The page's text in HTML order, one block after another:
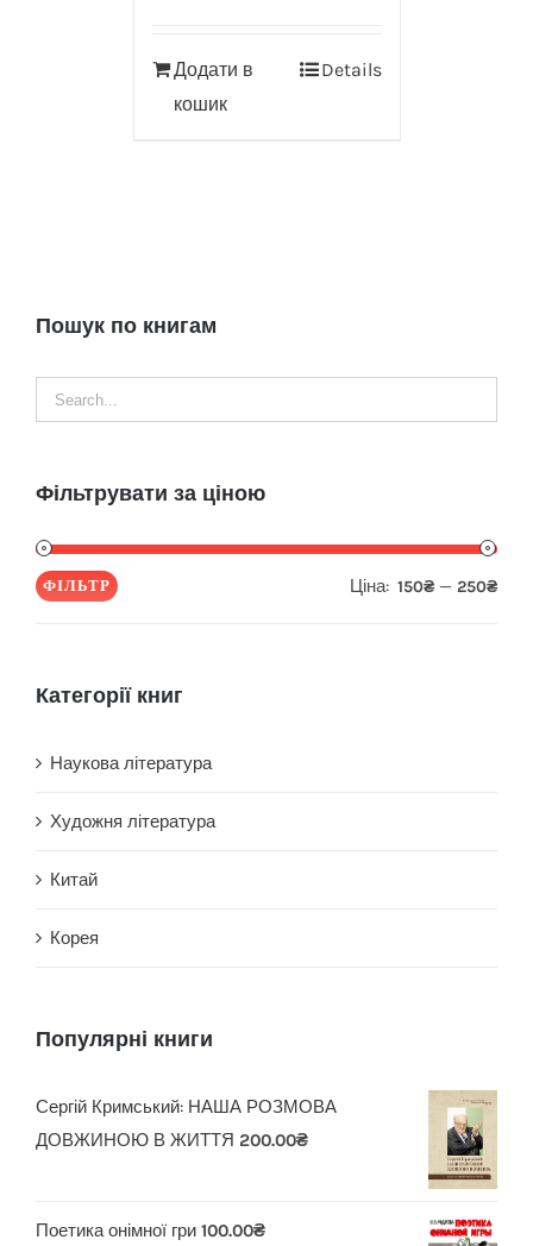
Додати в
кошик
Details
Пошук по книгам
Фільтрувати за ціною
ФІЛЬТР Ціна: 150₴ — 250₴
Категорії книг
Наукова література
Художня література
Китай
Корея
Популярні книги
Сергій Кримський: НАША РОЗМОВА
ДОВЖИНОЮ В ЖИТТЯ 200.00₴
Поетика онімної гри 100.00₴